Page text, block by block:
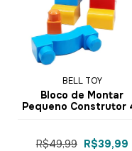
BELL TOY
Bloco de Montar
Pequeno Construtor
R$49,99 R$39,99